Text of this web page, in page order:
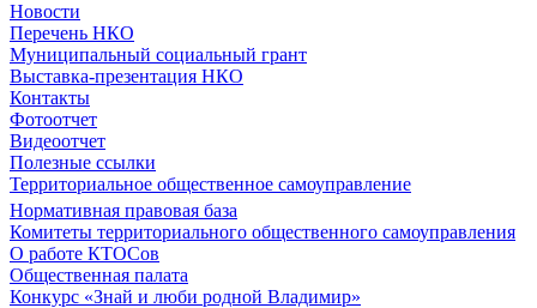
Новости
Перечень НКО
Муниципальный социальный грант
Выставка-презентация НКО
Контакты
Фотоотчет
Видеоотчет
Полезные ссылки
Территориальное общественное самоуправление
Нормативная правовая база
Комитеты территориального общественного самоуправления
О работе КТОСов
Общественная палата
Конкурс «Знай и люби родной Владимир»